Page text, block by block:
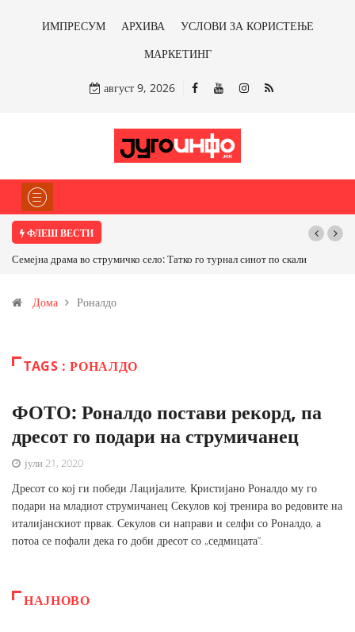
ИМПРЕСУМ АРХИВА
УСЛОВИ ЗА КОРИСТЕЊЕ
МАРКЕТИНГ
август 9, 2026
ФЛЕШ ВЕСТИ
Семејна драма во струмичко село: Татко го турнал синот по скали
Дома Роналдо
TAGS : РОНАЛДО
ФОТО: Роналдо постави рекорд, па
дресот го подари на струмичанец
јули 21, 2020
Дресот со кој ги победи Лацијалите, Кристијано Роналдо му го
подари на младиот струмичанец Секулов кој тренира во редовите на
италијанскиот првак. Секулов си направи и селфи со Роналдо, а
потоа се пофали дека го доби дресот со „седмицата“.
НАЈНОВО